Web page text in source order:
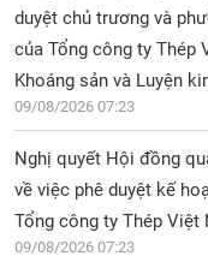
duyệt chủ trương và
của Tổng công ty Thép
Khoáng sản và Luyện
09/08/2026 07:23
Nghị quyết Hội đồng
về việc phê duyệt kế
Tổng công ty Thép Việt
09/08/2026 07:23